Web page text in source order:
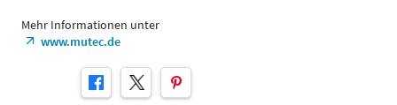
Mehr Informationen unter
www.mutec.de